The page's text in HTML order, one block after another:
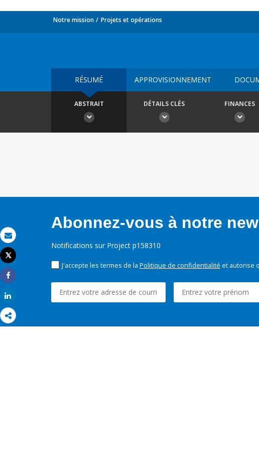
Email
Imprimer
Tweet
Share
Notre mission Projets et opérations
RÉSUMÉ APPROVISIONNEMENT
ABSTRAIT DÉTAILS CLÉS FINANCES
Abonnez-vous à notre
Notifications sur Project p158310
J'accepte les termes de la Politique de confidentialité et autorise